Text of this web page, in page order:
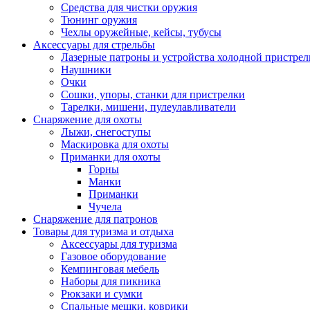
Средства для чистки оружия
Тюнинг оружия
Чехлы оружейные, кейсы, тубусы
Аксессуары для стрельбы
Лазерные патроны и устройства холодной
Наушники
Очки
Сошки, упоры, станки для пристрелки
Тарелки, мишени, пулеулавливатели
Снаряжение для охоты
Лыжи, снегоступы
Маскировка для охоты
Приманки для охоты
Горны
Манки
Приманки
Чучела
Снаряжение для патронов
Товары для туризма и отдыха
Аксессуары для туризма
Газовое оборудование
Кемпинговая мебель
Наборы для пикника
Рюкзаки и сумки
Спальные мешки, коврики